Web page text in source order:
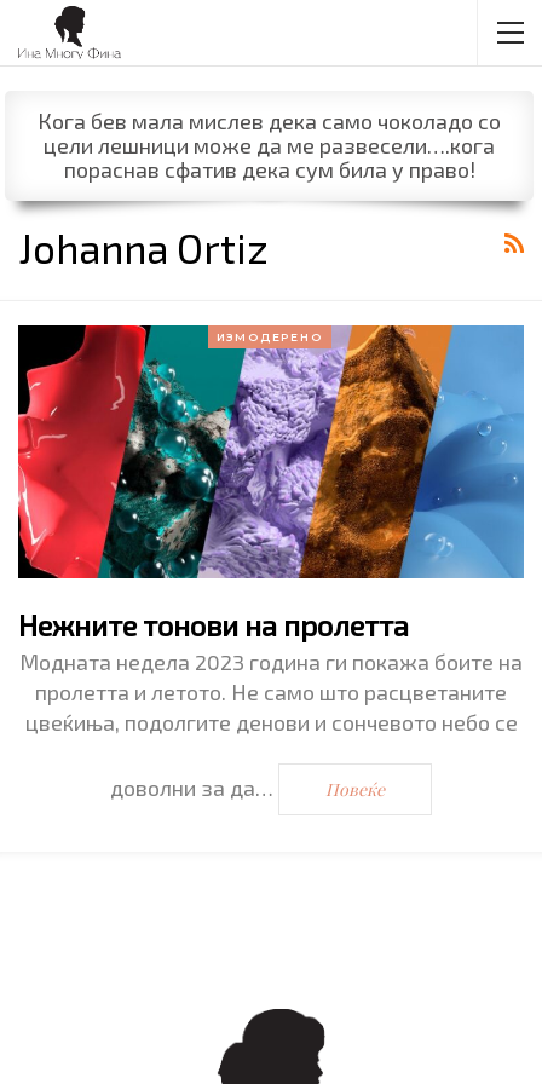
Кога бев мала мислев дека само чоколадо со
цели лешници може да ме развесели….кога
пораснав сфатив дека сум била у право!
Johanna Ortiz
ИЗМОДЕРЕНО
Нежните тонови на пролетта
Модната недела 2023 година ги покажа боите на
пролетта и летото. Не само што расцветаните
цвеќиња, подолгите денови и сончевото небо се
доволни за да… Повеќе